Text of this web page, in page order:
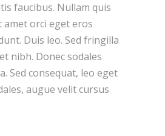
faucibus. Nullam quis
amet orci eget eros
Duis leo. Sed fringilla
nibh. Donec sodales
Sed consequat, leo eget
augue velit cursus